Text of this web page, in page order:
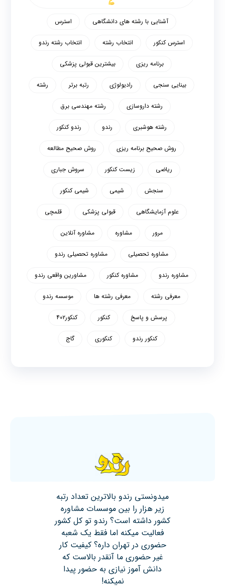
آشنایی با رشته های دانشگاهی استرس
استرس کنکور انتخاب رشته انتخاب رشته رندو
برنامه ریزی بیشترین قبولی پزشکی
بینایی سنجی رادیولوژی رتبه برتر رشته
رشته داروسازی رشته مهندسی برق
رشته هوشبری رندو رندو کنکور
روش صحیح برنامه ریزی روش صحیح مطالعه
ریاضی زیست کنکور سروش جباری
سنجش شیمی شیمی کنکور
علوم آزمایشگاهی قبولی پزشکی قلمچی
مرور مشاوره مشاوره آنلاین
مشاوره تحصیلی مشاوره تحصیلی رندو
مشاوره رندو مشاوره کنکور مشاورین واقعی رندو
معرفی رشته معرفی رشته ها موسسه رندو
پرسش و پاسخ کنکور کنکور۴۰۲
کنکور رندو کنکوری گاج
میدونستی رندو بالاترین تعداد رتبه
زیر هزار را بین موسسات مشاوره
کشور داشته است؟ رندو تو کل کشور
فعالیت میکنه اما فقط یک شعبه
حضوری در تهران داره؟ کیفیت کار
غیر حضوری ما آنقدر بالاست که
دانش آموز نیازی به حضور پیدا
نمیکنه!